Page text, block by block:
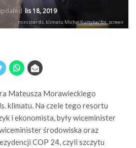
lis 18, 2019
minister ds. klimatu Michał Kurtyka/ fot. screen
Mateusza Morawieckiego
klimatu. Na czele tego resortu
i ekonomista, były wiceminister
środowiska oraz
COP 24, czyli szczytu